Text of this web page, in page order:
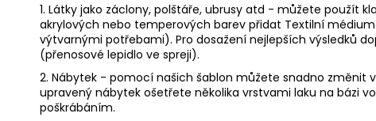
1. Látky jako záclony, polštáře, ubrusy atd - můžete použít
akrylových nebo temperových barev přidat Textilní
výtvarnými potřebami). Pro dosažení nejlepších výsledků
(přenosové lepidlo ve spreji).
2. Nábytek - pomocí našich šablon můžete snadno změnit
upravený nábytek ošetřete několika vrstvami laku na bázi
poškrábáním.